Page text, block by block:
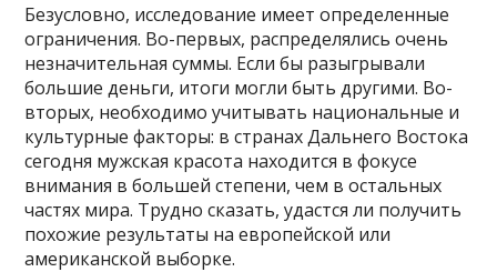
Безусловно, исследование имеет определенные
ограничения. Во-первых, распределялись очень
незначительная суммы. Если бы разыгрывали
большие деньги, итоги могли быть другими. Во-
вторых, необходимо учитывать национальные и
культурные факторы: в странах Дальнего Востока
сегодня мужская красота находится в фокусе
внимания в большей степени, чем в остальных
частях мира. Трудно сказать, удастся ли получить
похожие результаты на европейской или
американской выборке.